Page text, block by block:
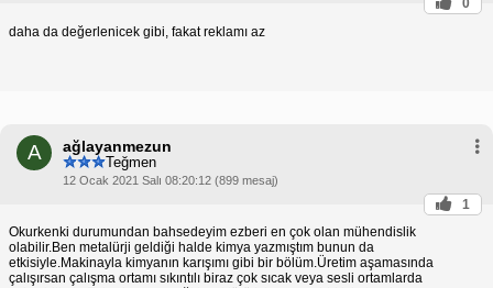
0
daha da değerlenicek gibi, fakat reklamı az
A ağlayanmezun
Teğmen
12 Ocak 2021 Salı 08:20:12 (899 mesaj)
1
Okurkenki durumundan bahsedeyim ezberi en çok olan mühendislik
olabilir.Ben metalürji geldiği halde kimya yazmıştım bunun da
etkisiyle.Makinayla kimyanın karışımı gibi bir bölüm.Üretim aşamasında
çalışırsan çalışma ortamı sıkıntılı biraz çok sıcak veya sesli ortamlarda